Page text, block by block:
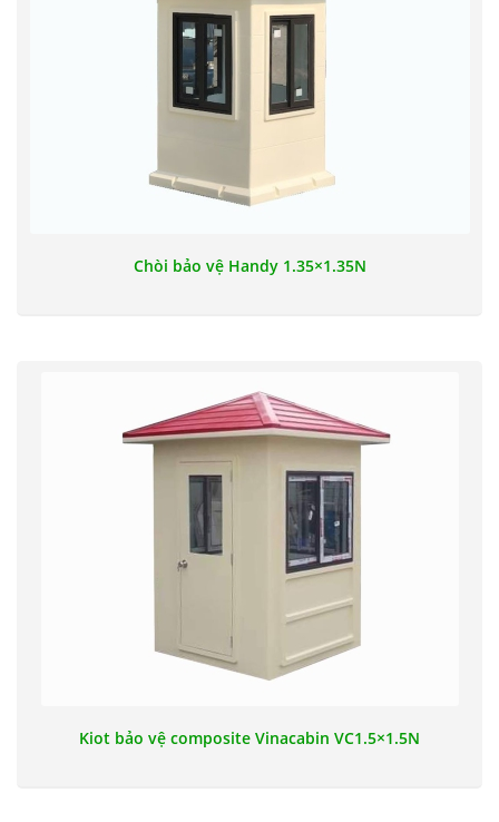
Chòi bảo vệ Handy 1.35×1.35N
Kiot bảo vệ composite Vinacabin VC1.5×1.5N